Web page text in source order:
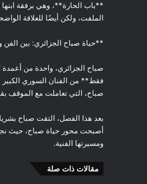
**باب الحارة**، وهي برفقة
الملفت، ولكن أيضًا للعلاقة
**حياة صباح الجزائري: بين
فقط** من الفنان السوري الكبير
صباح، التي تعاملت مع الموقف
بعد هذا الفصل، التقت صباح
أصبحت محور حياة صباح، حيث
ومسيرتها الفنية.
مقالات ذات صلة